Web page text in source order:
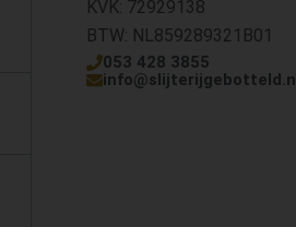
KVK: 72929138
BTW: NL859289321B01
053 428 3855
info@slijterijgebotteld.nl